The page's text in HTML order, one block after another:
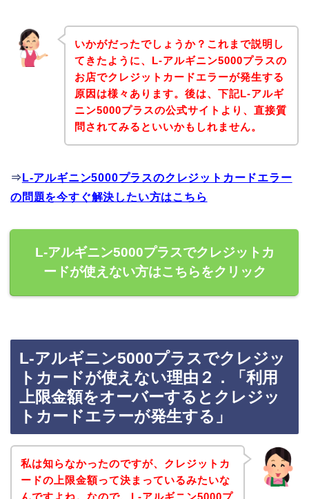
いかがだったでしょうか？これまで説明し
てきたように、L-アルギニン5000プラスの
お店でクレジットカードエラーが発生する
原因は様々あります。後は、下記L-アルギ
ニン5000プラスの公式サイトより、直接質
問されてみるといいかもしれません。
⇒ L-アルギニン5000プラスのクレジットカードエラー
の問題を今すぐ解決したい方はこちら
L-アルギニン5000プラスでクレジットカ
ードが使えない方はこちらをクリック
L-アルギニン5000プラスでクレジッ
トカードが使えない理由２．「利用
上限金額をオーバーするとクレジッ
トカードエラーが発生する」
私は知らなかったのですが、クレジットカ
ードの上限金額って決まっているみたいな
んですよね。なので、L-アルギニン5000プ